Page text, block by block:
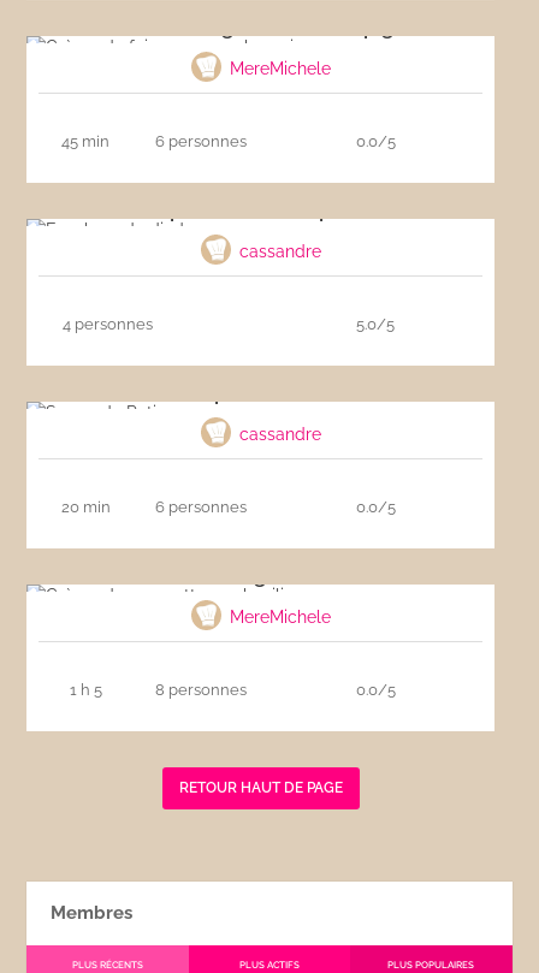
MereMichele
45 min 6 personnes 0.0/5
cassandre
4 personnes 5.0/5
cassandre
20 min 6 personnes 0.0/5
MereMichele
1 h 5 8 personnes 0.0/5
RETOUR HAUT DE PAGE
Membres
PLUS RÉCENTS PLUS ACTIFS PLUS POPULAIRES